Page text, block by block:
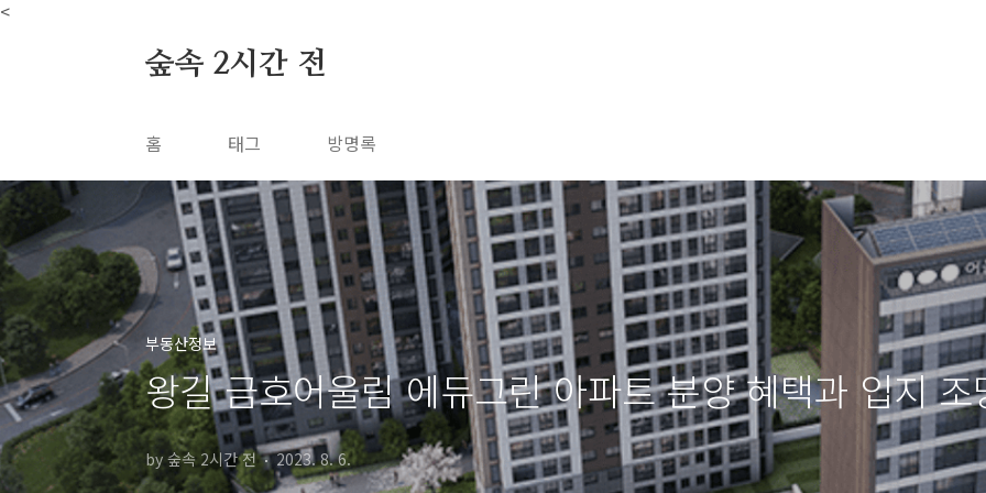
<
본문 바로가기
숲속 2시간 전
홈 태그 방명록
부동산정보
왕길 금호어울림 에듀그린 아파트 분양 혜택과 입지 조
by 숲속 2시간 전 2023. 8. 6.